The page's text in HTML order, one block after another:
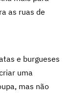
as ruas de
e burgueses
uma
mas não